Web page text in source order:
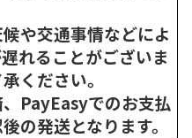
や交通事情などによ
れることがございま
ください。
PayEasyでのお支払
の発送となります。